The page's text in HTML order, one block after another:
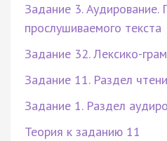
Задание 3.
прослушиваемого текста
Задание 32. Лексико-
Задание 11. Раздел
Задание 1. Раздел
Теория к заданию 11